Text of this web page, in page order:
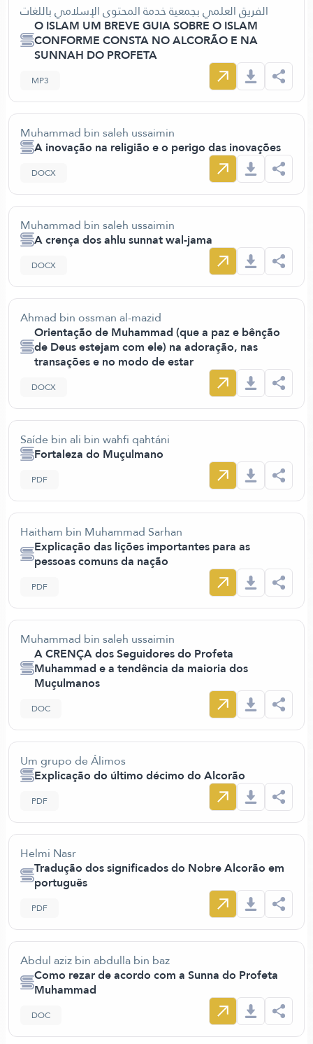
الفريق العلمي بجمعية خدمة المحتوى الإسلامي باللغات
O ISLAM UM BREVE GUIA SOBRE O ISLAM
CONFORME CONSTA NO ALCORÃO E NA
SUNNAH DO PROFETA
MP3
Muhammad bin saleh ussaimin
A inovação na religião e o perigo das inovações
DOCX
Muhammad bin saleh ussaimin
A crença dos ahlu sunnat wal-jama
DOCX
Ahmad bin ossman al-mazid
Orientação de Muhammad (que a paz e bênção
de Deus estejam com ele) na adoração, nas
transações e no modo de estar
DOCX
Saíde bin ali bin wahfi qahtáni
Fortaleza do Muçulmano
PDF
Haitham bin Muhammad Sarhan
Explicação das lições importantes para as
pessoas comuns da nação
PDF
Muhammad bin saleh ussaimin
A CRENÇA dos Seguidores do Profeta
Muhammad e a tendência da maioria dos
Muçulmanos
DOC
Um grupo de Álimos
Explicação do último décimo do Alcorão
PDF
Helmi Nasr
Tradução dos significados do Nobre Alcorão em
português
PDF
Abdul aziz bin abdulla bin baz
Como rezar de acordo com a Sunna do Profeta
Muhammad
DOC